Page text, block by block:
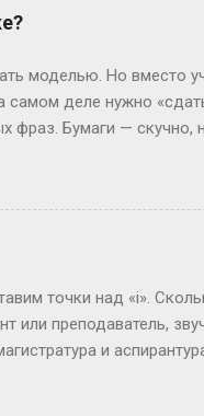
А если год
могут ли эти два
лишние дни — суббота
моделью. Но вместо
самом деле нужно
фраз. Бумаги —
справка от
— как билет в этот
цифры: где правда, а
честно: индустрия
точки над «i».
или преподаватель,
и
парня, который